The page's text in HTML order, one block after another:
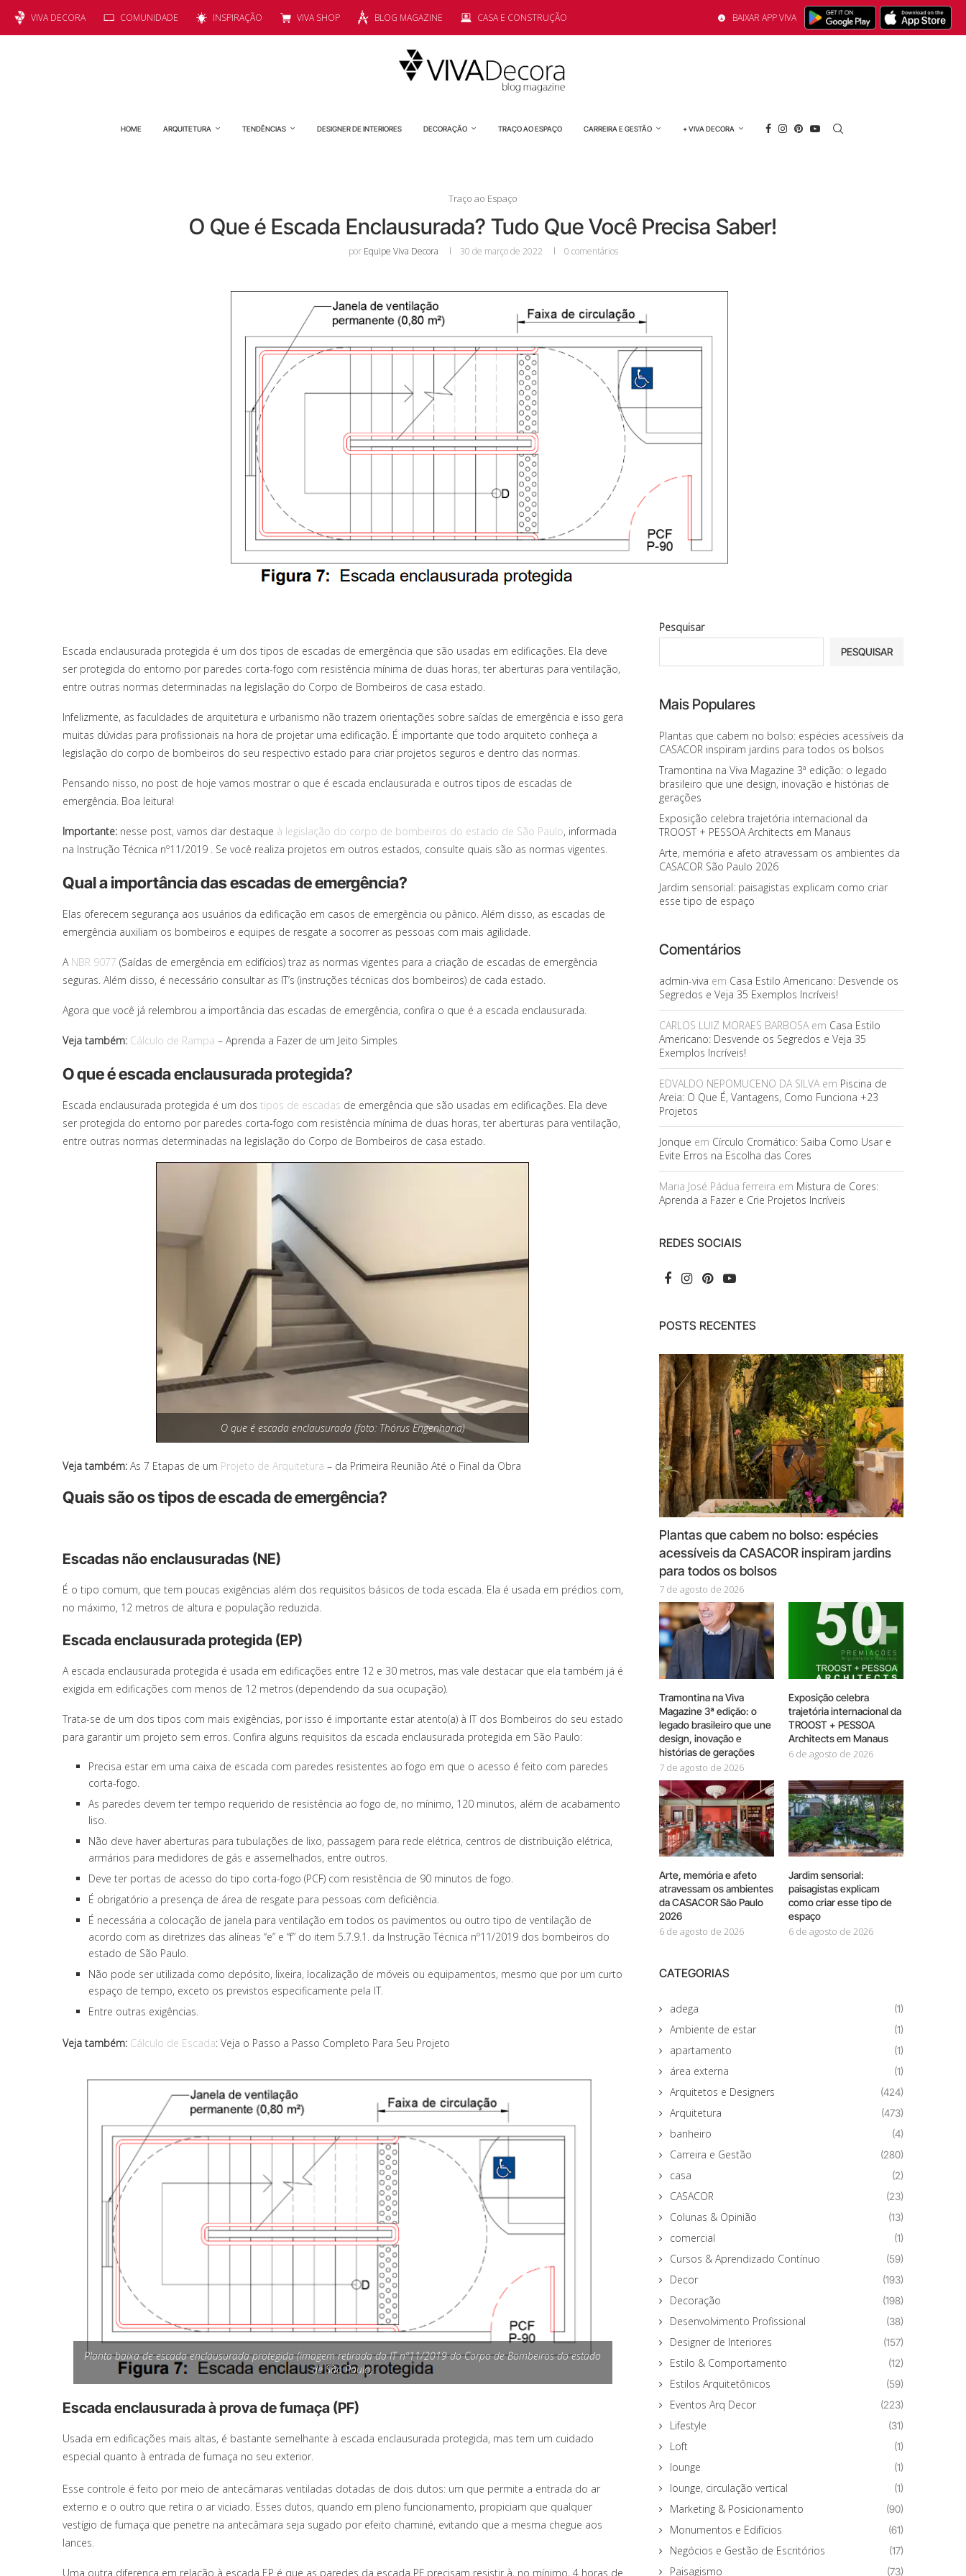
VIVA DECORA COMUNIDADE INSPIRAÇÃO VIVA SHOP BLOG MAGAZINE CASA E CONSTRUÇÃO BAIXAR APP VIVA
HOME ARQUITETURA TENDÊNCIAS DESIGNER DE INTERIORES DECORAÇÃO TRAÇO AO ESPAÇO CARREIRA E GESTÃO + VIVA DECORA
Traço ao Espaço
O Que é Escada Enclausurada? Tudo Que Você Precisa Saber!
por Equipe Viva Decora 30 de março de 2022 0 comentários
Escada enclausurada protegida é um dos tipos de escadas de emergência que são usadas em edificações. Ela deve
ser protegida do entorno por paredes corta-fogo com resistência mínima de duas horas, ter aberturas para ventilação,
entre outras normas determinadas na legislação do Corpo de Bombeiros de casa estado.
Infelizmente, as faculdades de arquitetura e urbanismo não trazem orientações sobre saídas de emergência e isso gera
muitas dúvidas para profissionais na hora de projetar uma edificação. É importante que todo arquiteto conheça a
legislação do corpo de bombeiros do seu respectivo estado para criar projetos seguros e dentro das normas.
Pensando nisso, no post de hoje vamos mostrar o que é escada enclausurada e outros tipos de escadas de
emergência. Boa leitura!
Importante: nesse post, vamos dar destaque à legislação do corpo de bombeiros do estado de São Paulo, informada
na Instrução Técnica nº11/2019 . Se você realiza projetos em outros estados, consulte quais são as normas vigentes.
Qual a importância das escadas de emergência?
Elas oferecem segurança aos usuários da edificação em casos de emergência ou pânico. Além disso, as escadas de
emergência auxiliam os bombeiros e equipes de resgate a socorrer as pessoas com mais agilidade.
A NBR 9077 (Saídas de emergência em edifícios) traz as normas vigentes para a criação de escadas de emergência
seguras. Além disso, é necessário consultar as IT’s (instruções técnicas dos bombeiros) de cada estado.
Agora que você já relembrou a importância das escadas de emergência, confira o que é a escada enclausurada.
Veja também: Cálculo de Rampa – Aprenda a Fazer de um Jeito Simples
O que é escada enclausurada protegida?
Escada enclausurada protegida é um dos tipos de escadas de emergência que são usadas em edificações. Ela deve
ser protegida do entorno por paredes corta-fogo com resistência mínima de duas horas, ter aberturas para ventilação,
entre outras normas determinadas na legislação do Corpo de Bombeiros de casa estado.
O que é escada enclausurada (foto: Thórus Engenharia)
Veja também: As 7 Etapas de um Projeto de Arquitetura – da Primeira Reunião Até o Final da Obra
Quais são os tipos de escada de emergência?
Escadas não enclausuradas (NE)
É o tipo comum, que tem poucas exigências além dos requisitos básicos de toda escada. Ela é usada em prédios com,
no máximo, 12 metros de altura e população reduzida.
Escada enclausurada protegida (EP)
A escada enclausurada protegida é usada em edificações entre 12 e 30 metros, mas vale destacar que ela também já é
exigida em edificações com menos de 12 metros (dependendo da sua ocupação).
Trata-se de um dos tipos com mais exigências, por isso é importante estar atento(a) à IT dos Bombeiros do seu estado
para garantir um projeto sem erros. Confira alguns requisitos da escada enclausurada protegida em São Paulo:
Precisa estar em uma caixa de escada com paredes resistentes ao fogo em que o acesso é feito com paredes
corta-fogo.
As paredes devem ter tempo requerido de resistência ao fogo de, no mínimo, 120 minutos, além de acabamento
liso.
Não deve haver aberturas para tubulações de lixo, passagem para rede elétrica, centros de distribuição elétrica,
armários para medidores de gás e assemelhados, entre outros.
Deve ter portas de acesso do tipo corta-fogo (PCF) com resistência de 90 minutos de fogo.
É obrigatório a presença de área de resgate para pessoas com deficiência.
É necessária a colocação de janela para ventilação em todos os pavimentos ou outro tipo de ventilação de
acordo com as diretrizes das alíneas “e” e “f” do item 5.7.9.1. da Instrução Técnica nº11/2019 dos bombeiros do
estado de São Paulo.
Não pode ser utilizada como depósito, lixeira, localização de móveis ou equipamentos, mesmo que por um curto
espaço de tempo, exceto os previstos especificamente pela IT.
Entre outras exigências.
Veja também: Cálculo de Escada: Veja o Passo a Passo Completo Para Seu Projeto
Planta baixa de escada enclausurada protegida (imagem retirada da IT nº11/2019 do Corpo de Bombeiros do estado
de São Paulo)
Escada enclausurada à prova de fumaça (PF)
Usada em edificações mais altas, é bastante semelhante à escada enclausurada protegida, mas tem um cuidado
especial quanto à entrada de fumaça no seu exterior.
Esse controle é feito por meio de antecâmaras ventiladas dotadas de dois dutos: um que permite a entrada do ar
externo e o outro que retira o ar viciado. Esses dutos, quando em pleno funcionamento, propiciam que qualquer
vestígio de fumaça que penetre na antecâmara seja sugado por efeito chaminé, evitando que a mesma chegue aos
lances.
Uma outra diferença em relação à escada EP é que as paredes da escada PF precisam resistir à, no mínimo, 4 horas de
Pesquisar
PESQUISAR
Mais Populares
Plantas que cabem no bolso: espécies acessíveis da
CASACOR inspiram jardins para todos os bolsos
Tramontina na Viva Magazine 3ª edição: o legado
brasileiro que une design, inovação e histórias de
gerações
Exposição celebra trajetória internacional da
TROOST + PESSOA Architects em Manaus
Arte, memória e afeto atravessam os ambientes da
CASACOR São Paulo 2026
Jardim sensorial: paisagistas explicam como criar
esse tipo de espaço
Comentários
admin-viva em Casa Estilo Americano: Desvende os
Segredos e Veja 35 Exemplos Incríveis!
CARLOS LUIZ MORAES BARBOSAem Casa Estilo
Americano: Desvende os Segredos e Veja 35
Exemplos Incríveis!
EDVALDO NEPOMUCENO DA SILVAem Piscina de
Areia: O Que É, Vantagens, Como Funciona +23
Projetos
Jonque em Círculo Cromático: Saiba Como Usar e
Evite Erros na Escolha das Cores
Maria José Pádua ferreira em Mistura de Cores:
Aprenda a Fazer e Crie Projetos Incríveis
REDES SOCIAIS
POSTS RECENTES
Plantas que cabem no bolso: espécies
acessíveis da CASACOR inspiram jardins
para todos os bolsos
7 de agosto de 2026
Tramontina na Viva
Magazine 3ª edição: o
legado brasileiro que une
design, inovação e
histórias de gerações
7 de agosto de 2026
Exposição celebra
trajetória internacional da
TROOST + PESSOA
Architects em Manaus
6 de agosto de 2026
Arte, memória e afeto
atravessam os ambientes
da CASACOR São Paulo
2026
6 de agosto de 2026
Jardim sensorial:
paisagistas explicam
como criar esse tipo de
espaço
6 de agosto de 2026
CATEGORIAS
adega (1)
Ambiente de estar (1)
apartamento (1)
área externa (1)
Arquitetos e Designers (424)
Arquitetura (473)
banheiro (4)
Carreira e Gestão (280)
casa (2)
CASACOR (23)
Colunas & Opinião (13)
comercial (1)
Cursos & Aprendizado Contínuo (59)
Decor (193)
Decoração (198)
Desenvolvimento Profissional (38)
Designer de Interiores (157)
Estilo & Comportamento (12)
Estilos Arquitetônicos (59)
Eventos Arq Decor (223)
Lifestyle (31)
Loft (1)
lounge (1)
lounge, circulação vertical (1)
Marketing & Posicionamento (90)
Monumentos e Edifícios (61)
Negócios e Gestão de Escritórios (17)
Paisagismo (73)